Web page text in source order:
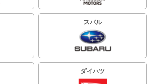
スバル
ダイハツ